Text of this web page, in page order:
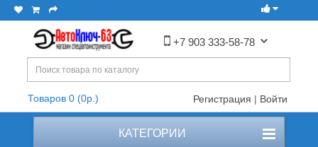
+7 903 333-58-78
Товаров 0 (0р.) Регистрация | Войти
КАТЕГОРИИ